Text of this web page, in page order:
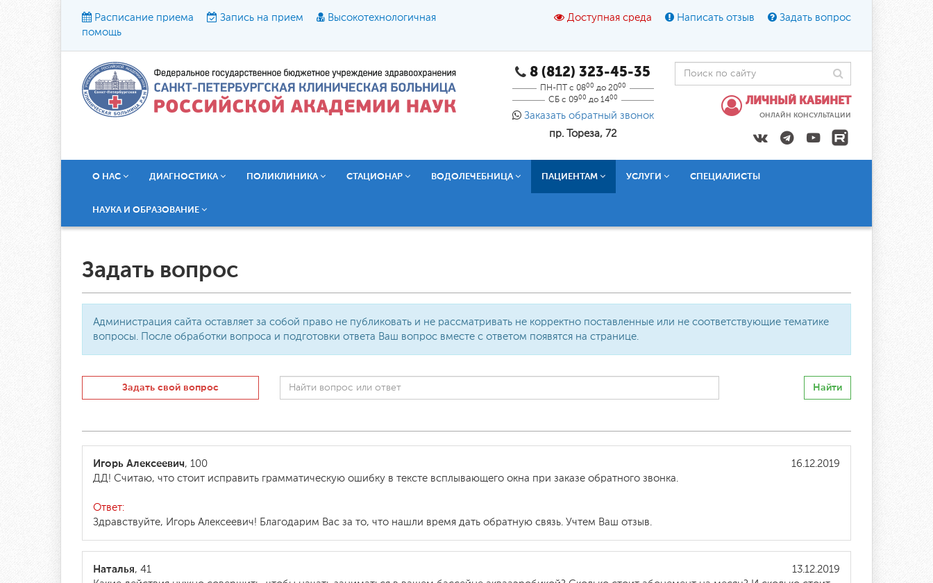
Расписание приема Запись на прием
Высокотехнологичная
помощь
Доступная среда Написать отзыв Задать вопрос
Размер шрифта: A A A
Текст: Кириллица Брайль Звук
8 (812) 323-45-35
ПН-ПТ с 0800 до 2000
СБ с 0900 до 1400
Заказать обратный звонок
пр. Тореза, 72
ЛИЧНЫЙ КАБИНЕТ
ОНЛАЙН КОНСУЛЬТАЦИИ
О НАС ДИАГНОСТИКА ПОЛИКЛИНИКА СТАЦИОНАР ВОДОЛЕЧЕБНИЦА ПАЦИЕНТАМ УСЛУГИ СПЕЦИАЛИСТЫ
НАУКА И ОБРАЗОВАНИЕ
Задать вопрос
Администрация сайта оставляет за собой право не публиковать и не рассматривать не корректно поставленные или не соответствующие тематике
вопросы. После обработки вопроса и подготовки ответа Ваш вопрос вместе с ответом появятся на странице.
Задать свой вопрос Найти
16.12.2019
Игорь Алексеевич, 100
ДД! Считаю, что стоит исправить грамматическую ошибку в тексте всплывающего окна при заказе обратного звонка.
Ответ:
Здравствуйте, Игорь Алексеевич! Благодарим Вас за то, что нашли время дать обратную связь. Учтем Ваш отзыв.
13.12.2019
Наталья, 41